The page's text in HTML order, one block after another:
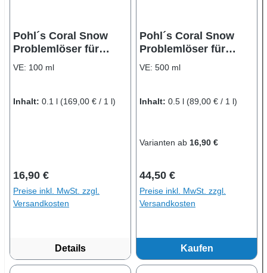
Pohl´s Coral Snow
Problemlöser für
Meerwasseraquarien
VE: 100 ml
Inhalt: 0.1 l (169,00 € / 1 l)
Regulärer Preis:
16,90 €
Preise inkl. MwSt. zzgl.
Versandkosten
Details
Pohl´s Coral Snow
Problemlöser für
Meerwasseraquarien
VE: 500 ml
Inhalt: 0.5 l (89,00 € / 1 l)
Varianten ab 16,90 €
Regulärer Preis:
44,50 €
Preise inkl. MwSt. zzgl.
Versandkosten
Kaufen